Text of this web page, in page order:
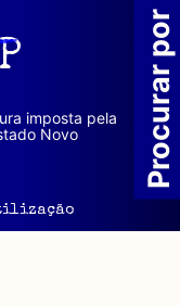
imposta pela
Novo
Procurar por